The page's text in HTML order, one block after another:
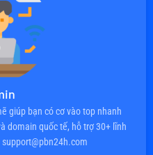
giúp bạn có cơ vào top nhanh
domain quốc tế, hỗ trợ 30+ lĩnh